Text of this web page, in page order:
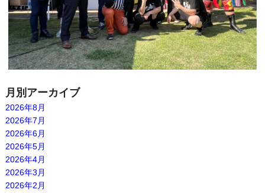
月別アーカイブ
2026年8月
2026年7月
2026年6月
2026年5月
2026年4月
2026年3月
2026年2月